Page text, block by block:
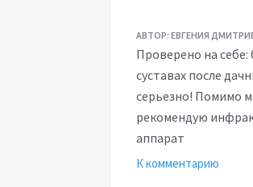
АВТОР: ЕВГЕНИЯ
Проверено на себе:
суставах после
серьезно! Помимо
рекомендую
аппарат
К комментарию